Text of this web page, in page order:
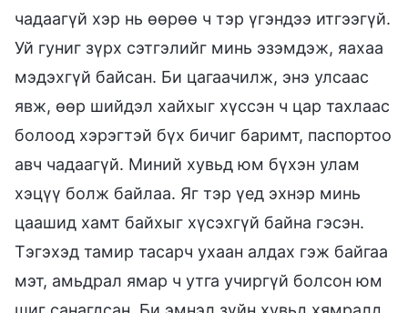
чадаагүй хэр нь өөрөө ч тэр үгэндээ итгээгүй.
Уй гуниг зүрх сэтгэлийг минь эзэмдэж, яахаа
мэдэхгүй байсан. Би цагаачилж, энэ улсаас
явж, өөр шийдэл хайхыг хүссэн ч цар тахлаас
болоод хэрэгтэй бүх бичиг баримт, паспортоо
авч чадаагүй. Миний хувьд юм бүхэн улам
хэцүү болж байлаа. Яг тэр үед эхнэр минь
цаашид хамт байхыг хүсэхгүй байна гэсэн.
Тэгэхэд тамир тасарч ухаан алдах гэж байгаа
мэт, амьдрал ямар ч утга учиргүй болсон юм